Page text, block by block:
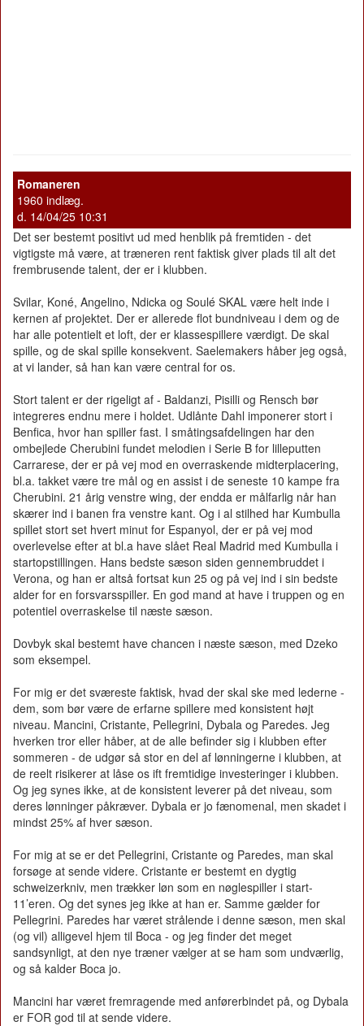
Romaneren
1960 indlæg.
d. 14/04/25 10:31
Det ser bestemt positivt ud med henblik på fremtiden - det
vigtigste må være, at træneren rent faktisk giver plads til alt det
frembrusende talent, der er i klubben.
Svilar, Koné, Angelino, Ndicka og Soulé SKAL være helt inde i
kernen af projektet. Der er allerede flot bundniveau i dem og de
har alle potentielt et loft, der er klassespillere værdigt. De skal
spille, og de skal spille konsekvent. Saelemakers håber jeg også,
at vi lander, så han kan være central for os.
Stort talent er der rigeligt af - Baldanzi, Pisilli og Rensch bør
integreres endnu mere i holdet. Udlånte Dahl imponerer stort i
Benfica, hvor han spiller fast. I småtingsafdelingen har den
ombejlede Cherubini fundet melodien i Serie B for lilleputten
Carrarese, der er på vej mod en overraskende midterplacering,
bl.a. takket være tre mål og en assist i de seneste 10 kampe fra
Cherubini. 21 årig venstre wing, der endda er målfarlig når han
skærer ind i banen fra venstre kant. Og i al stilhed har Kumbulla
spillet stort set hvert minut for Espanyol, der er på vej mod
overlevelse efter at bl.a have slået Real Madrid med Kumbulla i
startopstillingen. Hans bedste sæson siden gennembruddet i
Verona, og han er altså fortsat kun 25 og på vej ind i sin bedste
alder for en forsvarsspiller. En god mand at have i truppen og en
potentiel overraskelse til næste sæson.
Dovbyk skal bestemt have chancen i næste sæson, med Dzeko
som eksempel.
For mig er det sværeste faktisk, hvad der skal ske med lederne -
dem, som bør være de erfarne spillere med konsistent højt
niveau. Mancini, Cristante, Pellegrini, Dybala og Paredes. Jeg
hverken tror eller håber, at de alle befinder sig i klubben efter
sommeren - de udgør så stor en del af lønningerne i klubben, at
de reelt risikerer at låse os ift fremtidige investeringer i klubben.
Og jeg synes ikke, at de konsistent leverer på det niveau, som
deres lønninger påkræver. Dybala er jo fænomenal, men skadet i
mindst 25% af hver sæson.
For mig at se er det Pellegrini, Cristante og Paredes, man skal
forsøge at sende videre. Cristante er bestemt en dygtig
schweizerkniv, men trækker løn som en nøglespiller i start-
11’eren. Og det synes jeg ikke at han er. Samme gælder for
Pellegrini. Paredes har været strålende i denne sæson, men skal
(og vil) alligevel hjem til Boca - og jeg finder det meget
sandsynligt, at den nye træner vælger at se ham som undværlig,
og så kalder Boca jo.
Mancini har været fremragende med anførerbindet på, og Dybala
er FOR god til at sende videre.